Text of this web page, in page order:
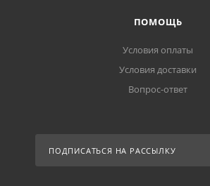
ПОМОЩЬ
Условия оплаты
Условия доставки
Вопрос-ответ
ПОДПИСАТЬСЯ НА РАССЫЛКУ